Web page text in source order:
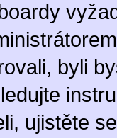
byli
ujistěte